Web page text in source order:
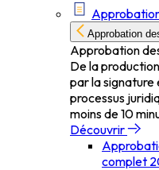
Approbation
Approbation
De la
par la signature
processus
moins de 10
Découvrir
complet